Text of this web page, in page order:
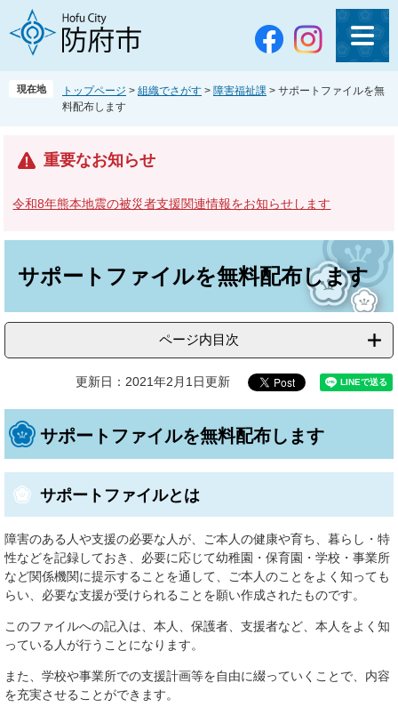
現在地 トップページ > 組織でさがす > 障害福祉課 > サポートファイルを無
料配布します
重要なお知らせ
令和8年熊本地震の被災者支援関連情報をお知らせします
サポートファイルを無料配布します
ページ内目次
更新日：2021年2月1日更新
サポートファイルを無料配布します
サポートファイルとは
障害のある人や支援の必要な人が、ご本人の健康や育ち、暮らし・特
性などを記録しておき、必要に応じて幼稚園・保育園・学校・事業所
など関係機関に提示することを通して、ご本人のことをよく知っても
らい、必要な支援が受けられることを願い作成されたものです。
このファイルへの記入は、本人、保護者、支援者など、本人をよく知
っている人が行うことになります。
また、学校や事業所での支援計画等を自由に綴っていくことで、内容
を充実させることができます。